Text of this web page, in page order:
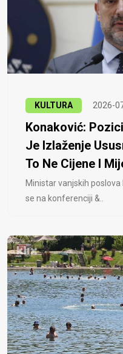
KULTURA 2026-
Konaković:
Je Izlaženje
To Ne Cijene I
Ministar vanjskih
se na konferenciji &..